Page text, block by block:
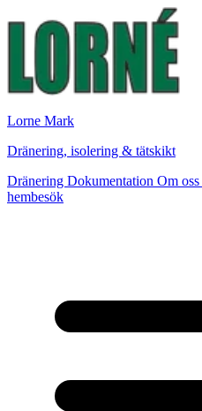
Lorne Mark
Dränering, isolering & tätskikt
Dränering Dokumentation Om oss
hembesök